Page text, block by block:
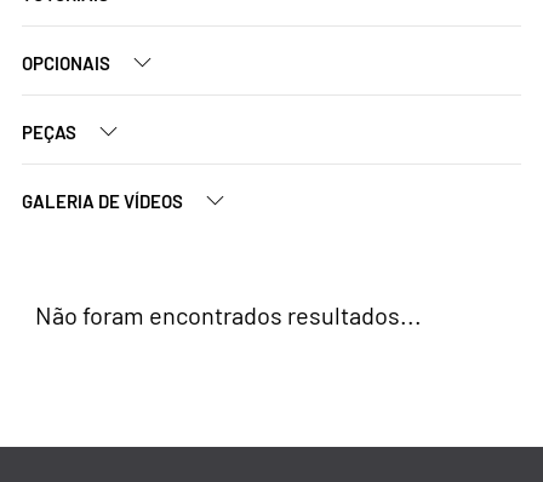
OPCIONAIS
PEÇAS
GALERIA DE VÍDEOS
Não foram encontrados resultados...